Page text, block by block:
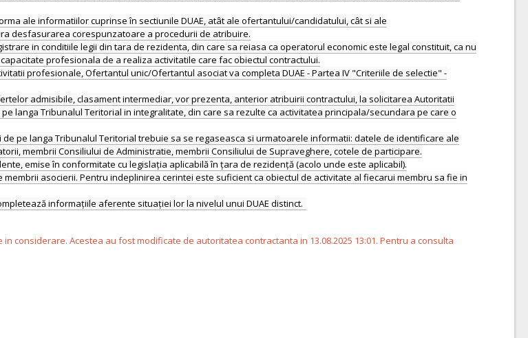
ale informatiilor cuprinse în sectiunile DUAE, atât ale ofertantului/candidatului, cât si ale
desfasurarea corespunzatoare a procedurii de atribuire.
in conditiile legii din tara de rezidenta, din care sa reiasa ca operatorul economic este legal constituit, ca nu
profesionala de a realiza activitatile care fac obiectul contractului.
profesionale, Ofertantul unic/Ofertantul asociat va completa DUAE - Partea IV "Criteriile de selectie" -
admisibile, clasament intermediar, vor prezenta, anterior atribuirii contractului, la solicitarea Autoritatii
langa Tribunalul Teritorial in integralitate, din care sa rezulte ca activitatea principala/secundara pe care o
pe langa Tribunalul Teritorial trebuie sa se regaseasca si urmatoarele informatii: datele de identificare ale
membrii Consiliului de Administratie, membrii Consiliului de Supraveghere, cotele de participare.
emise în conformitate cu legislația aplicabilă în țara de rezidență (acolo unde este aplicabil).
asocierii. Pentru indeplinirea cerintei este suficient ca obiectul de activitate al fiecarui membru sa fie in
considerare. Acestea au fost modificate de autoritatea contractanta in 13.08.2025 13:01. Pentru a consulta